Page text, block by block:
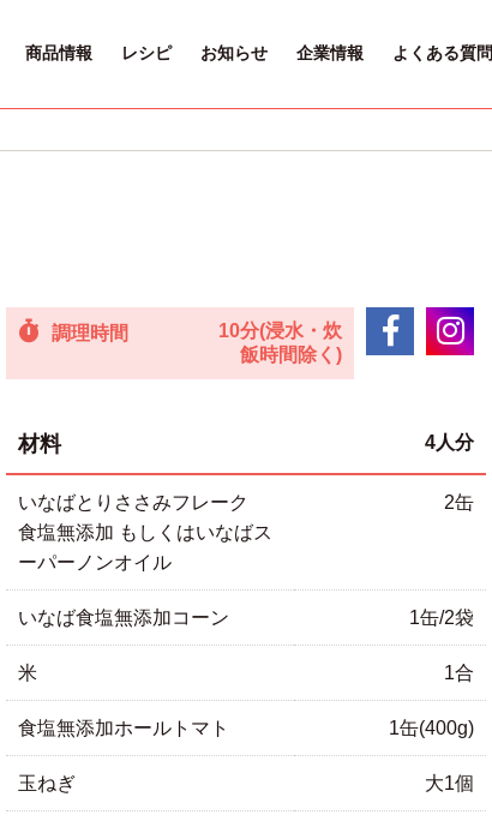
商品情報 レシピ お知らせ 企業情報 よくある質問
調理時間
10分(浸水・炊
飯時間除く)
材料 4人分
いなばとりささみフレーク
食塩無添加 もしくはいなばス
ーパーノンオイル
2缶
いなば食塩無添加コーン 1缶/2袋
米 1合
食塩無添加ホールトマト 1缶(400g)
玉ねぎ 大1個